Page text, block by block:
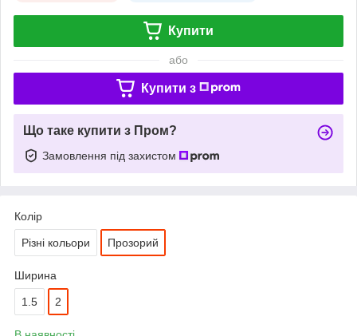
Купити
або
Купити з
Що таке купити з Пром?
Замовлення під захистом
Колір
Різні кольори Прозорий
Ширина
1.5 2